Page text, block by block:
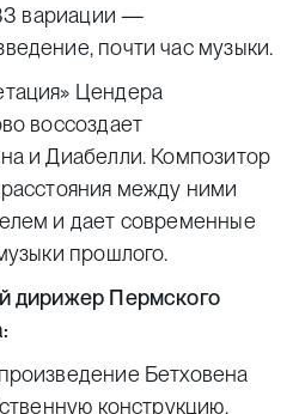
вариации —
почти час музыки.
Цендера
воссоздает
и Диабелли. Композитор
между ними
и дает современные
прошлого.
дирижер Пермского
Бетховена
конструкцию,